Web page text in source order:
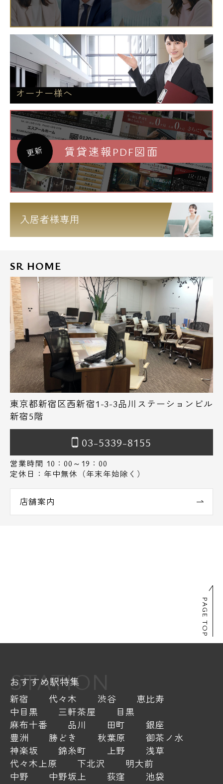
オーナー様へ
更新 賃貸速報PDF図面
入居者様専用
SR HOME
東京都新宿区西新宿1-3-3品川ステーションビル
新宿5階
03-5339-8155
営業時間 10：00～19：00
定休日：年中無休（年末年始除く）
店舗案内
PAGE TOP
STATION
おすすめ駅特集
新宿 代々木 渋谷
恵比寿
中目黒
三軒茶屋
目黒
麻布十番
品川 田町
銀座
豊洲
勝どき 秋葉原
御茶ノ水
神楽坂
錦糸町 上野
浅草
代々木上原
下北沢
明大前
中野
中野坂上 荻窪
池袋